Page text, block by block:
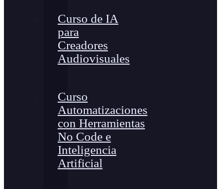
Curso de IA
para
Creadores
Audiovisuales
Curso
Automatizaciones
con Herramientas
No Code e
Inteligencia
Artificial